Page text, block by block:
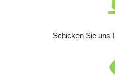
Schicken Sie uns